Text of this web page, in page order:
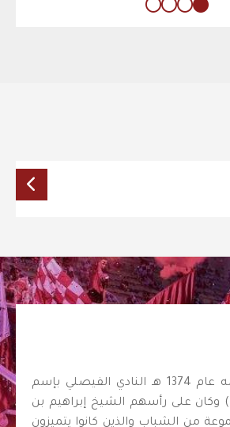
أسس شباب حرمه عام 1374 هـ النادي الفيصلي بإسم
وكان على رأسهم الشيخ إبراهيم بن
من الشباب والذين كانوا يتميزون